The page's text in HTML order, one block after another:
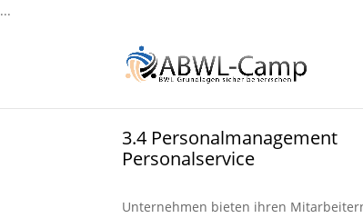
...
3.4 Personalmanagement
Personalservice
Unternehmen bieten ihren